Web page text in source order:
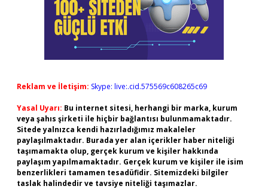
Reklam ve İletişim: Skype: live:.cid.575569c608265c69
Yasal Uyarı: Bu internet sitesi, herhangi bir marka, kurum
veya şahıs şirketi ile hiçbir bağlantısı bulunmamaktadır.
Sitede yalnızca kendi hazırladığımız makaleler
paylaşılmaktadır. Burada yer alan içerikler haber niteliği
taşımamakta olup, gerçek kurum ve kişiler hakkında
paylaşım yapılmamaktadır. Gerçek kurum ve kişiler ile isim
benzerlikleri tamamen tesadüfidir. Sitemizdeki bilgiler
taslak halindedir ve tavsiye niteliği taşımazlar.